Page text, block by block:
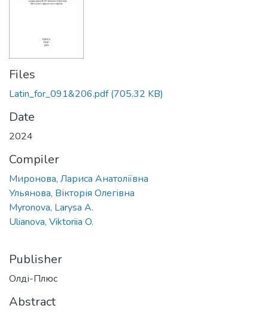
Files
Latin_for_091&206.pdf(705.32 KB)
Date
2024
Compiler
Миронова, Лариса Анатоліївна
Ульянова, Вікторія Олегівна
Myronova, Larysa A.
Ulianova, Viktoriia O.
Publisher
Олді-Плюс
Abstract